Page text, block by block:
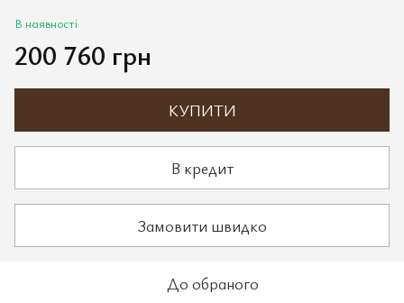
В наявності
200 760 грн
КУПИТИ
В кредит
Замовити швидко
До обраного